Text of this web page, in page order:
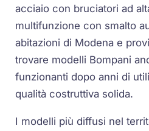
acciaio con bruciatori ad
multifunzione con smalto
abitazioni di Modena e
trovare modelli Bompani
funzionanti dopo anni di
qualità costruttiva solida.
I modelli più diffusi nel